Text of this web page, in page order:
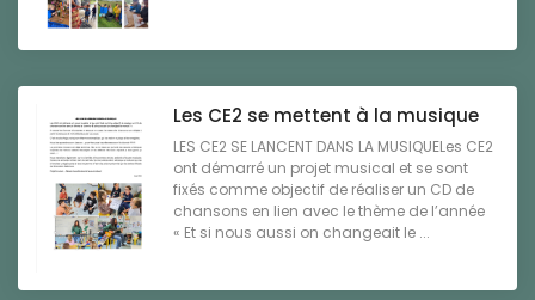
Les CE2 se mettent à la musique
LES CE2 SE LANCENT DANS LA MUSIQUELes CE2
ont démarré un projet musical et se sont
fixés comme objectif de réaliser un CD de
chansons en lien avec le thème de l’année
« Et si nous aussi on changeait le ...